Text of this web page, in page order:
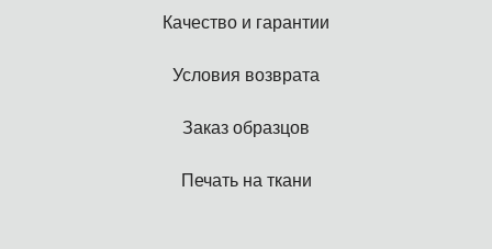
Качество и гарантии
Условия возврата
Заказ образцов
Печать на ткани